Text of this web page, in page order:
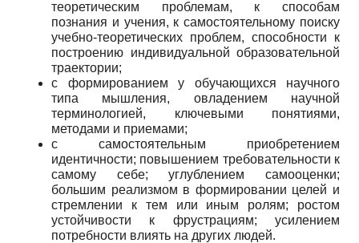
теоретическим проблемам, к способам
познания и учения, к самостоятельному поиску
учебно-теоретических проблем, способности к
построению индивидуальной образовательной
траектории;
с формированием у обучающихся научного
типа мышления, овладением научной
терминологией, ключевыми понятиями,
методами и приемами;
с самостоятельным приобретением
идентичности; повышением требовательности к
самому себе; углублением самооценки;
большим реализмом в формировании целей и
стремлении к тем или иным ролям; ростом
устойчивости к фрустрациям; усилением
потребности влиять на других людей.